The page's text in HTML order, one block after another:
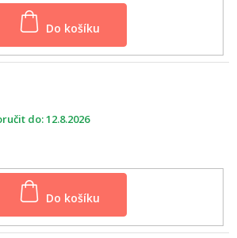
Do košíku
Do košíku
12.8.2026